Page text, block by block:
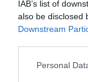
IAB’s list of
also be disclosed
Downstream
Personal